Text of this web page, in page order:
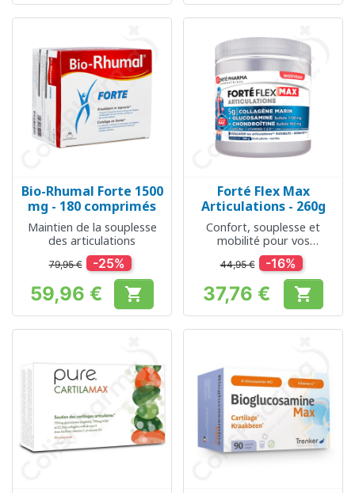
Bio-Rhumal Forte 1500
mg - 180 comprimés
Maintien de la souplesse
des articulations
79,95 € -25%
Prix
59,96 € 
Forté Flex Max
Articulations - 260g
Confort, souplesse et
mobilité pour vos
articulations au quotidien
44,95 € -16%
Prix
37,76 € 